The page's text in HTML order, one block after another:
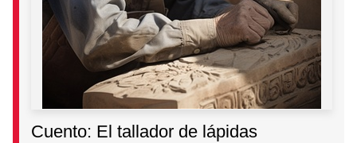
Cuento: El tallador de lápidas